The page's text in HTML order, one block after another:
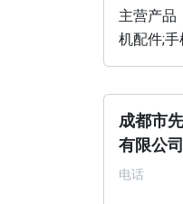
主营产品
机配件;手
成都市
有限公司
电话